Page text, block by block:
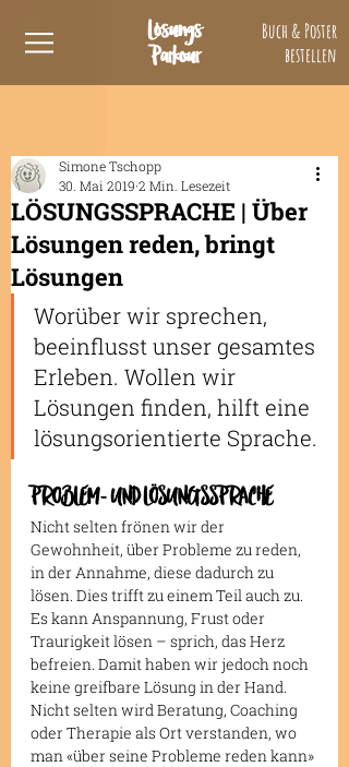
Lösungs
Parkour
Buch & Poster
bestellen
LÖSUNGSSPRACHE | Über
Lösungen reden, bringt
Lösungen
Simone Tschopp
30. Mai 2019 2 Min. Lesezeit
Worüber wir sprechen,
beeinflusst unser gesamtes
Erleben. Wollen wir
Lösungen finden, hilft eine
lösungsorientierte Sprache.
PROBLEM- UND LÖSUNGSSPRACHE
Nicht selten frönen wir der
Gewohnheit, über Probleme zu reden,
in der Annahme, diese dadurch zu
lösen. Dies trifft zu einem Teil auch zu.
Es kann Anspannung, Frust oder
Traurigkeit lösen – sprich, das Herz
befreien. Damit haben wir jedoch noch
keine greifbare Lösung in der Hand.
Nicht selten wird Beratung, Coaching
oder Therapie als Ort verstanden, wo
man «über seine Probleme reden kann»